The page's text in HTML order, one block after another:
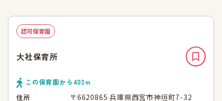
認可保育園
大社保育所
この保育園から 403ｍ
住所
〒6620865 兵庫県西宮市神垣町7-32